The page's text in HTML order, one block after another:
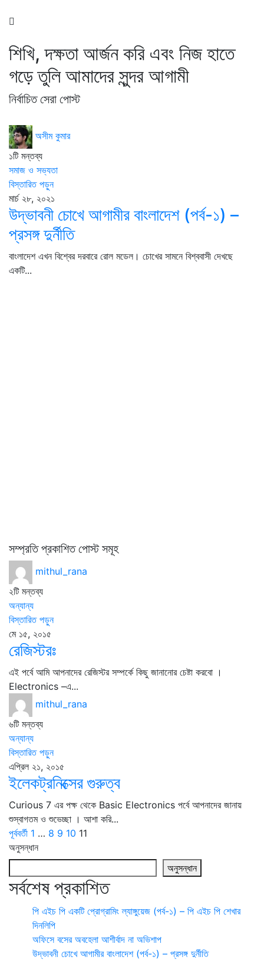
শিখি, দক্ষতা আর্জন করি এবং নিজ হাতে
গড়ে তুলি আমাদের সুন্দর আগামী
নির্বাচিত সেরা পোস্ট
অসীম কুমার
১টি মন্তব্য
সমাজ ও সভ্যতা
বিস্তারিত পড়ুন
মার্চ ২৮, ২০২১
উদ্ভাবনী চোখে আগামীর বাংলাদেশ (পর্ব-১) –
প্রসঙ্গ দুর্নীতি
বাংলাদেশ এখন বিশ্বের দরবারে রোল মডেল। চোখের সামনে বিশ্ববাসী দেখছে
একটি...
সম্প্রতি প্রকাশিত পোস্ট সমূহ
mithul_rana
২টি মন্তব্য
অন্যান্য
বিস্তারিত পড়ুন
মে ১৫, ২০১৫
রেজিস্টরঃ
এই পর্বে আমি আপনাদের রেজিস্টর সম্পর্কে কিছু জানানোর চেষ্টা করবো ।
Electronics –এ...
mithul_rana
৬টি মন্তব্য
অন্যান্য
বিস্তারিত পড়ুন
এপ্রিল ২১, ২০১৫
ইলেকট্রনিক্সের গুরুত্ব
Curious 7 এর পক্ষ থেকে Basic Electronics পর্বে আপনাদের জানায়
শুস্বাগতম ও শুভেচ্ছা । আশা করি...
পূর্ববর্তী 1 … 8 9 10 11
অনুসন্ধান
অনুসন্ধান
সর্বশেষ প্রকাশিত
পি এইচ পি একটি প্রোগ্রামিং ল্যাঙ্গুয়েজ (পর্ব-১) – পি এইচ পি শেখার
দিনলিপি
অফিসে বসের অবহেলা আশীর্বাদ না অভিশাপ
উদ্ভাবনী চোখে আগামীর বাংলাদেশ (পর্ব-১) – প্রসঙ্গ দুর্নীতি